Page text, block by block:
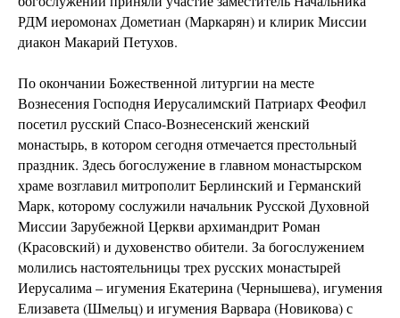
РДМ иеромонах Дометиан (Маркарян) и клирик Миссии
диакон Макарий Петухов.
По окончании Божественной литургии на месте
Вознесения Господня Иерусалимский Патриарх Феофил
посетил русский Спасо-Вознесенский женский
монастырь, в котором сегодня отмечается престольный
праздник. Здесь богослужение в главном монастырском
храме возглавил митрополит Берлинский и Германский
Марк, которому сослужили начальник Русской Духовной
Миссии Зарубежной Церкви архимандрит Роман
(Красовский) и духовенство обители. За богослужением
молились настоятельницы трех русских монастырей
Иерусалима – игумения Екатерина (Чернышева), игумения
Елизавета (Шмельц) и игумения Варвара (Новикова) с